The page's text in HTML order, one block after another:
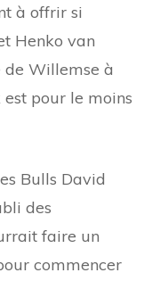
à offrir si
Henko van
Willemse à
pour le moins
Bulls David
des
faire un
commencer